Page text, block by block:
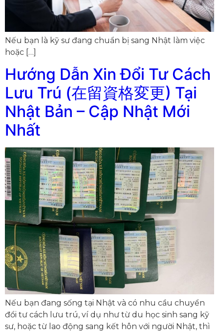
Nếu bạn là kỹ sư đang chuẩn bị sang Nhật làm việc
hoặc […]
Hướng Dẫn Xin Đổi Tư Cách
Lưu Trú (在留資格変更) Tại
Nhật Bản – Cập Nhật Mới
Nhất
Nếu bạn đang sống tại Nhật và có nhu cầu chuyển
đổi tư cách lưu trú, ví dụ như từ du học sinh sang kỹ
sư, hoặc từ lao động sang kết hôn với người Nhật, thì